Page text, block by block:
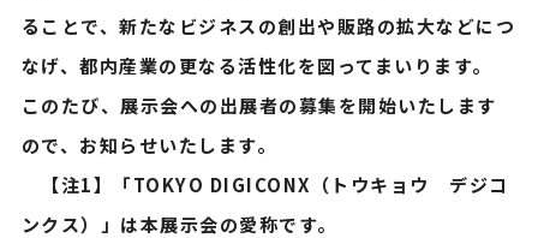
ることで、新たなビジネスの創出や販路の拡大などにつ
なげ、都内産業の更なる活性化を図ってまいります。
このたび、展示会への出展者の募集を開始いたします
ので、お知らせいたします。
【注1】「TOKYO DIGICONX（トウキョウ デジコ
ンクス）」は本展示会の愛称です。